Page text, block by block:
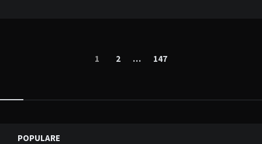
1 2 … 147
Widgets
POPULARE